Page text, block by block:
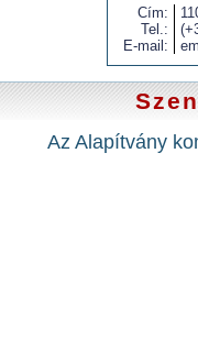
Cím:
Tel.:
E-mail:
Az Alapítvány